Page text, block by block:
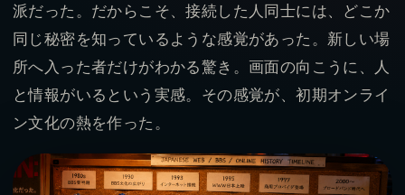
派だった。だからこそ、接続した人同士には、どこか
同じ秘密を知っているような感覚があった。新しい場
所へ入った者だけがわかる驚き。画面の向こうに、人
と情報がいるという実感。その感覚が、初期オンライ
ン文化の熱を作った。